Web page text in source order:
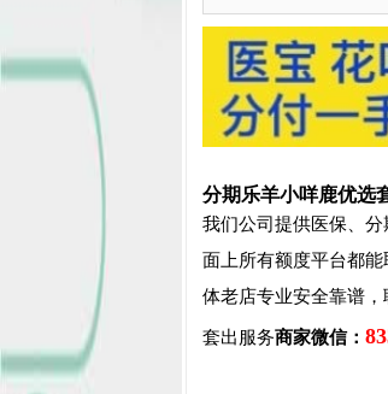
分期乐羊小咩鹿优选
我们公司提供医保、
面上所有额度平台都
体老店专业安全靠谱，
套出服务商家微信：